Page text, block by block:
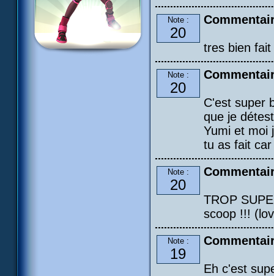
Note :
20
tres bien
Note :
20
C'est super
que je
Yumi et moi
tu as fait
Note :
20
TROP
scoop !!!
Note :
19
Eh c'est